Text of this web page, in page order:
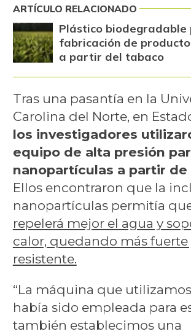
ARTÍCULO RELACIONADO
Plástico biodegradable
fabricación de
a partir del tabaco
Tras una pasantía en la
Carolina del Norte, en
los investigadores
equipo de alta presión
nanopartículas a partir de
Ellos encontraron que la
nanopartículas permitía
repelerá mejor el agua y
calor, quedando más fuerte
resistente.
“La máquina que
había sido empleada para
también establecimos una